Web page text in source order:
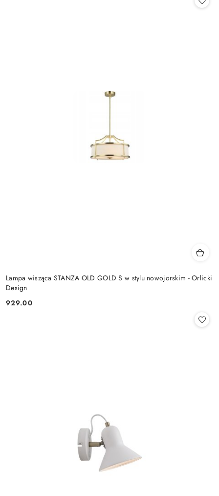
Lampa wisząca STANZA OLD GOLD S w stylu nowojorskim - Orlicki
Design
Cena:
929.00